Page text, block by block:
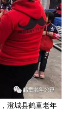
，澄城县鹤童老年